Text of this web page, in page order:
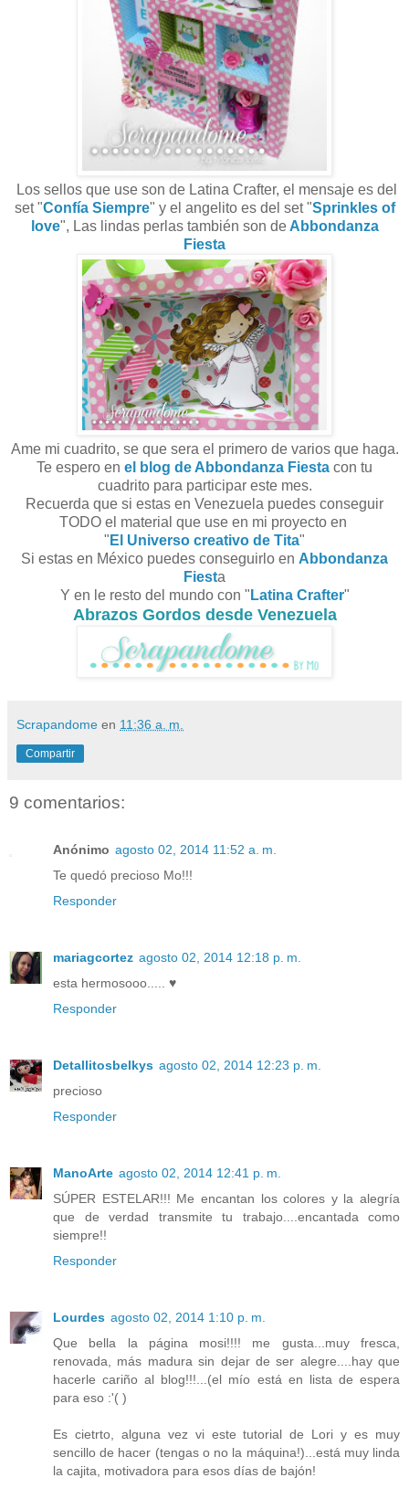
Los sellos que use son de Latina Crafter, el mensaje es del
set "Confía Siempre" y el angelito es del set "Sprinkles of
love", Las lindas perlas también son deAbbondanza
Fiesta
Ame mi cuadrito, se que sera el primero de varios que haga.
Te espero en el blog de Abbondanza Fiesta con tu
cuadrito para participar este mes.
Recuerda que si estas en Venezuela puedes conseguir
TODO el material que use en mi proyecto en
" El Universo creativo de Tita"
Si estas en México puedes conseguirlo en Abbondanza
Fiesta
Y en le resto del mundo con " Latina Crafter"
Abrazos Gordos desde Venezuela
Scrapandome en 11:36 a. m.
Compartir
9 comentarios:
Anónimo agosto 02, 2014 11:52 a. m.
Te quedó precioso Mo!!!
Responder
mariagcortez agosto 02, 2014 12:18 p. m.
esta hermosooo..... ♥
Responder
Detallitosbelkys agosto 02, 2014 12:23 p. m.
precioso
Responder
ManoArte agosto 02, 2014 12:41 p. m.
SÚPER ESTELAR!!! Me encantan los colores y la alegría
que de verdad transmite tu trabajo....encantada como
siempre!!
Responder
Lourdes agosto 02, 2014 1:10 p. m.
Que bella la página mosi!!!! me gusta...muy fresca,
renovada, más madura sin dejar de ser alegre....hay que
hacerle cariño al blog!!!...(el mío está en lista de espera
para eso :'( )
Es cietrto, alguna vez vi este tutorial de Lori y es muy
sencillo de hacer (tengas o no la máquina!)...está muy linda
la cajita, motivadora para esos días de bajón!